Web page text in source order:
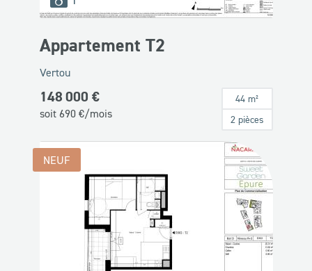
disponibles
Appartement T2
Vertou
148 000 €
soit 690€/mois
44 m²
2 pièces
NEUF